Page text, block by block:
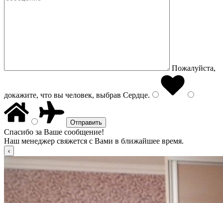
Пожалуйста,
докажите, что вы человек, выбрав Сердце.
Спасибо за Ваше сообщение!
Наш менеджер свяжется с Вами в ближайшее время.